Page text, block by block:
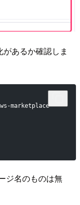
あるか確認しま
marketplace
ジ名のものは無